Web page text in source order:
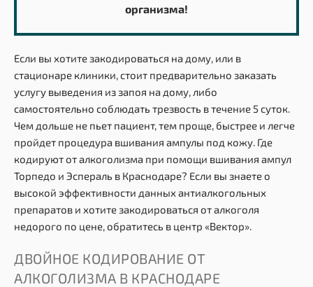
организма!
Если вы хотите закодироваться на дому, или в
стационаре клиники, стоит предварительно заказать
услугу выведения из запоя на дому, либо
самостоятельно соблюдать трезвость в течение 5 суток.
Чем дольше не пьет пациент, тем проще, быстрее и легче
пройдет процедура вшивания ампулы под кожу. Где
кодируют от алкоголизма при помощи вшивания ампул
Торпедо и Эспераль в Краснодаре? Если вы знаете о
высокой эффективности данных антиалкогольных
препаратов и хотите закодироваться от алкоголя
недорого по цене, обратитесь в центр «Вектор».
ДВОЙНОЕ КОДИРОВАНИЕ ОТ
АЛКОГОЛИЗМА В КРАСНОДАРЕ